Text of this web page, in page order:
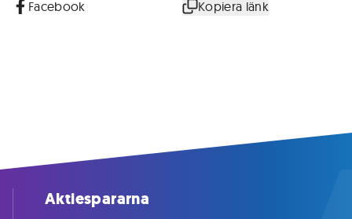
Facebook Kopiera länk
Aktiespararna